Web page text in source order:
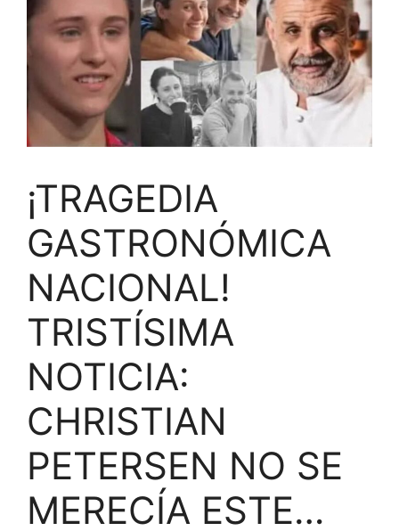
¡TRAGEDIA
GASTRONÓMICA
NACIONAL!
TRISTÍSIMA
NOTICIA:
CHRISTIAN
PETERSEN NO SE
MERECÍA ESTE…